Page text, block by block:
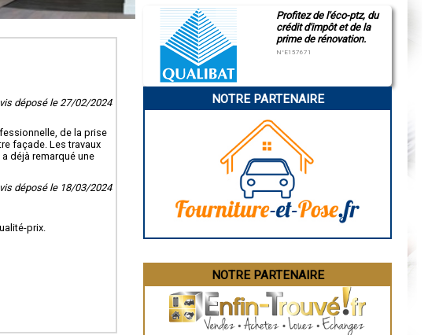
déposé le 27/02/2024
de la prise
façade. Les travaux
déjà remarqué une
déposé le 18/03/2024
prix.
Montluçon
Manosque
Gap
Charleville-Mézières
Pamiers
Narbonne
Brive-la-Gaillarde
Guéret
Besançon
Évreux
Chartres
Nîmes
Profitez de l'éco-ptz, du
crédit d'impôt et de la
prime de rénovation.
N°E157671
NOTRE PARTENAIRE
NOTRE PARTENAIRE